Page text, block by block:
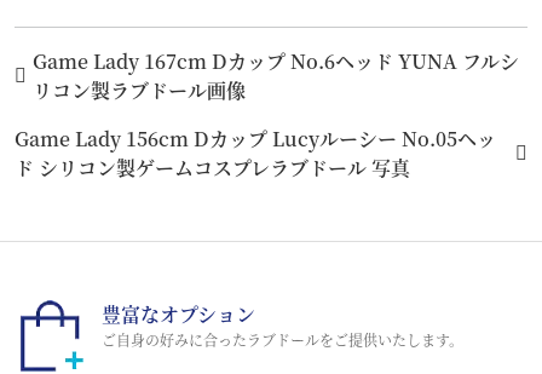
Game Lady 167cm Dカップ No.6ヘッド YUNA フルシ
リコン製ラブドール画像
Game Lady 156cm Dカップ Lucyルーシー No.05ヘッ
ド シリコン製ゲームコスプレラブドール 写真
豊富なオプション
ご自身の好みに合ったラブドールをご提供いたします。